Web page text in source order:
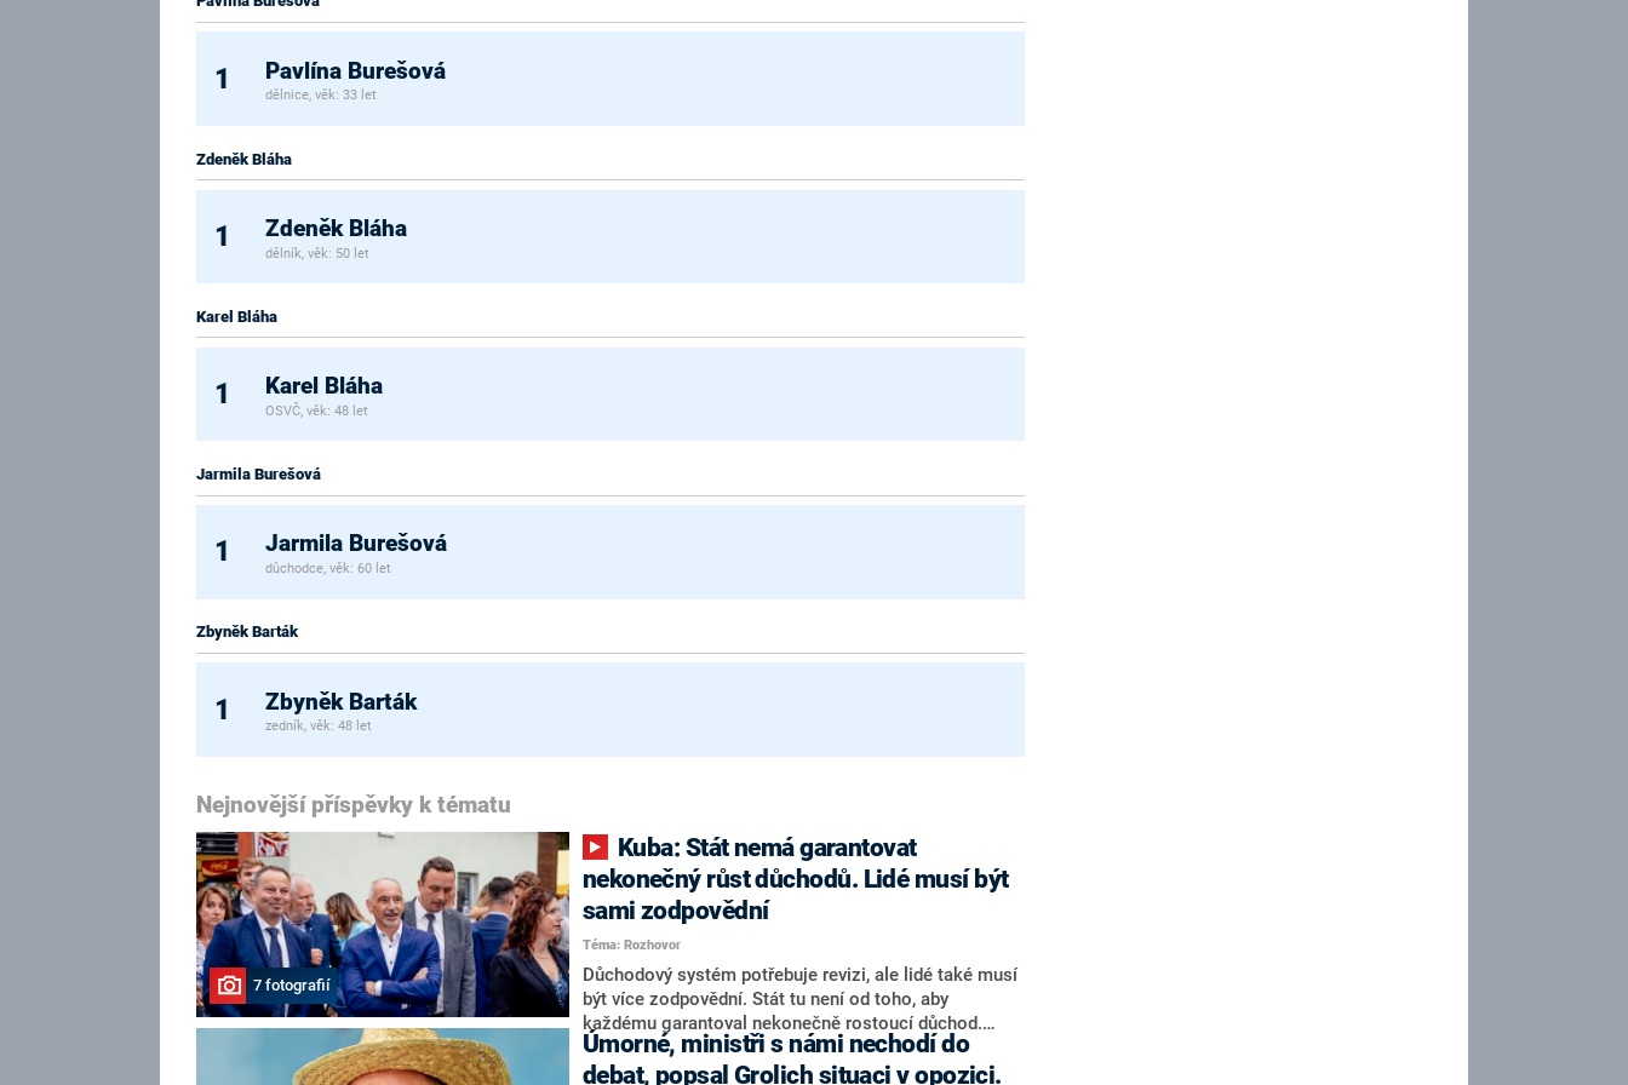
1 Pavlína Burešová
dělnice, věk: 33 let
Zdeněk Bláha
1 Zdeněk Bláha
dělník, věk: 50 let
Karel Bláha
1 Karel Bláha
OSVČ, věk: 48 let
Jarmila Burešová
1 Jarmila Burešová
důchodce, věk: 60 let
Zbyněk Barták
1 Zbyněk Barták
zedník, věk: 48 let
Nejnovější příspěvky k tématu
7 fotografií
nekonečný růst důchodů. Lidé musí být
sami zodpovědní
Téma: Rozhovor
Důchodový systém potřebuje revizi, ale lidé také musí
být více zodpovědní. Stát tu není od toho, aby
každému garantoval nekonečně rostoucí důchod.
Chybí tu nový systém a my ho představíme,řekl
hejtman Jihočeského kraje a předseda hnutí Naše
Úmorné, ministři s námi nechodí do
debat, popsal Grolich situaci v opozici.